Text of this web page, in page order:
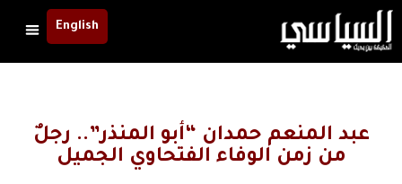
English
عبد المنعم حمدان “أبو المنذر”.. رجلٌ
من زمن الوفاء الفتحاوي الجميل